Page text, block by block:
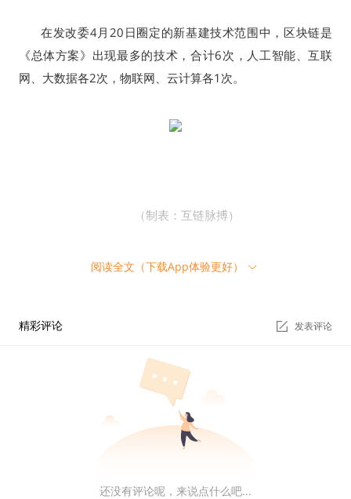
在发改委4月 20 日圈定的新基建技术范围中，区块链是
《总体方案》出现最多的技术，合计6次，人工智能、互联
网、大数据各2次，物联网、云计算各1 次。
（制表：互链脉搏）
此外，值得注意的是，中央还发布了一系列政策文件，
区块链在海南发展的确定性、多样性
会议”之前，许多政府部门文件对于区块链前面
阅读全文（下载App体验更好）
精彩评论 发表评论
还没有评论呢，来说点什么吧...